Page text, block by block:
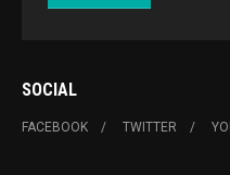
SOCIAL
FACEBOOK TWITTER